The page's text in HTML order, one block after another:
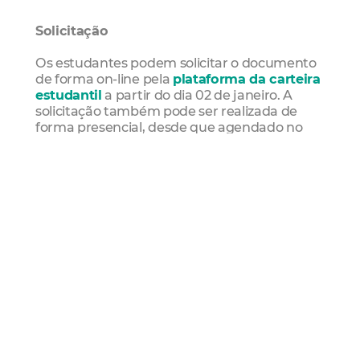
Solicitação
Os estudantes podem solicitar o documento
de forma on-line pela plataforma da carteira
estudantil a partir do dia 02 de janeiro. A
solicitação também pode ser realizada de
forma presencial, desde que agendado no